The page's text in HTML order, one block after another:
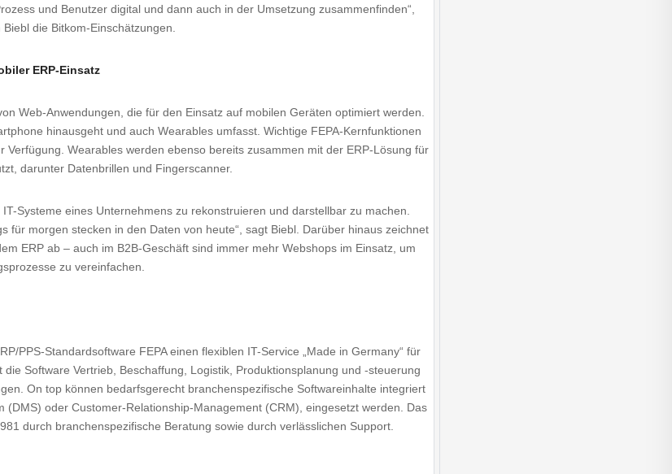
und Benutzer digital und dann auch in der Umsetzung zusammenfinden“,
die Bitkom-Einschätzungen.
ERP-Einsatz
Web-Anwendungen, die für den Einsatz auf mobilen Geräten optimiert werden.
hinausgeht und auch Wearables umfasst. Wichtige FEPA-Kernfunktionen
Wearables werden ebenso bereits zusammen mit der ERP-Lösung für
darunter Datenbrillen und Fingerscanner.
Systeme eines Unternehmens zu rekonstruieren und darstellbar zu machen.
für morgen stecken in den Daten von heute“, sagt Biebl. Darüber hinaus zeichnet
ERP ab – auch im B2B-Geschäft sind immer mehr Webshops im Einsatz, um
zu vereinfachen.
PPS-Standardsoftware FEPA einen flexiblen IT-Service „Made in Germany“ für
Software Vertrieb, Beschaffung, Logistik, Produktionsplanung und -steuerung
On top können bedarfsgerecht branchenspezifische Softwareinhalte integriert
oder Customer-Relationship-Management (CRM), eingesetzt werden. Das
durch branchenspezifische Beratung sowie durch verlässlichen Support.